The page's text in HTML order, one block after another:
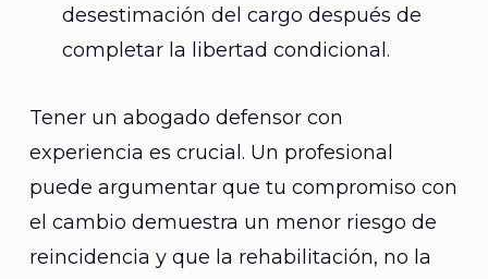
desestimación del cargo después de
completar la libertad condicional.
Tener un abogado defensor con
experiencia es crucial. Un profesional
puede argumentar que tu compromiso con
el cambio demuestra un menor riesgo de
reincidencia y que la rehabilitación, no la